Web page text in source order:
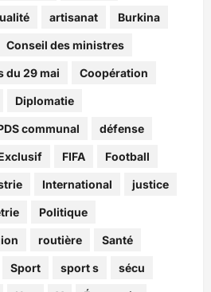
artisanat Burkina
Conseil des ministres
du 29 mai Coopération
Diplomatie
communal défense
FIFA Football
International justice
Politique
routière Santé
Sport sport s sécu